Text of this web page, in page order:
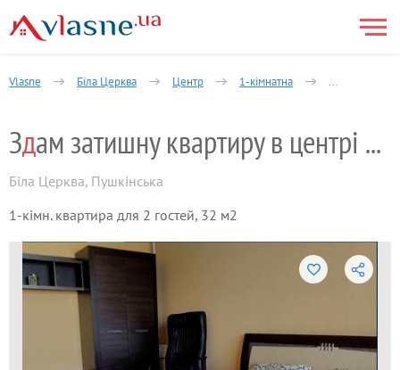
Vlasne Біла Церква Центр 1-кімнатна Лермонтова
Зд ам затишну квартиру в центрі міста
Біла Церква, Пушкінська
1-кімн. квартира для 2 гостей, 32 м2